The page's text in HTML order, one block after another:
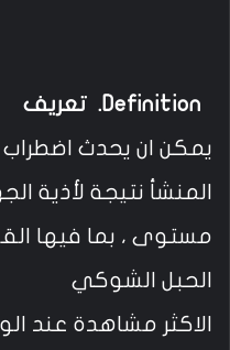
يمكن ان يحدث
المنشأ نتيجة لأذية
مستوى ، بما فيها
الحبل الشوكي
الاكثر مشاهدة عند